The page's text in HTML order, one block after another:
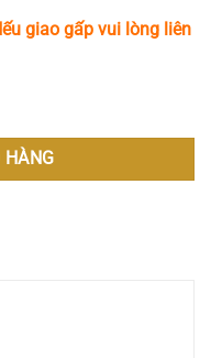
giao gấp vui lòng liên
số lượng
HÀNG